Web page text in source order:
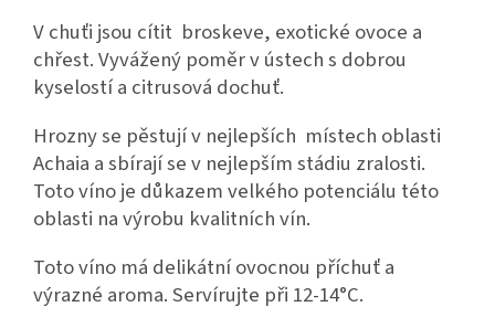
V chuťi jsou cítit broskeve, exotické ovoce a
chřest.Vyvážený poměr v ústech s dobrou
kyselostí a citrusová dochuť.
Hrozny se pěstují v nejlepších místech oblasti
Achaia a sbírají se v nejlepším stádiu zralosti.
Toto víno je důkazem velkého potenciálu této
oblasti na výrobu kvalitních vín.
Toto víno má delikátní ovocnou příchuť a
výrazné aroma. Servírujte při 12-14°C.